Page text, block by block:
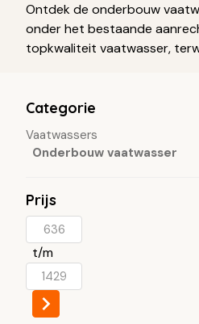
Ontdek de onderbouw
onder het bestaande
topkwaliteit vaatwasser,
Categorie
Vaatwassers
Onderbouw vaatwasser
Prijs
t/m